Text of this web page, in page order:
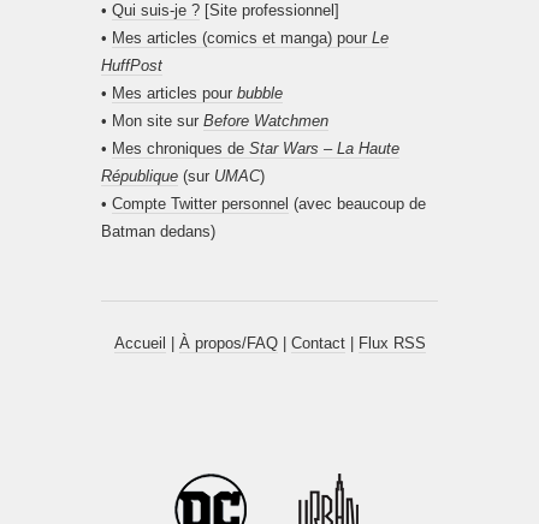
• Qui suis-je ? [Site professionnel]
• Mes articles (comics et manga) pour Le
HuffPost
• Mes articles pour bubble
• Mon site sur Before Watchmen
• Mes chroniques de Star Wars – La Haute
République (sur UMAC)
• Compte Twitter personnel (avec beaucoup de
Batman dedans)
Accueil À propos/FAQ| Contact| Flux RSS